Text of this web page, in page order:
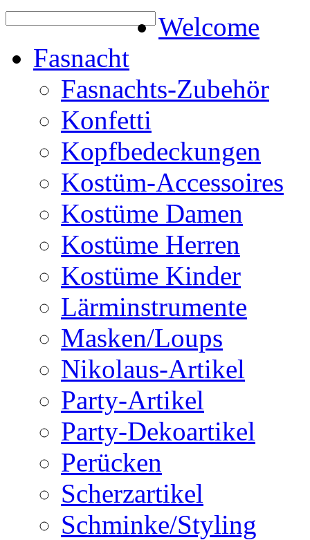
Welcome
Fasnacht
Fasnachts-Zubehör
Konfetti
Kopfbedeckungen
Kostüm-Accessoires
Kostüme Damen
Kostüme Herren
Kostüme Kinder
Lärminstrumente
Masken/Loups
Nikolaus-Artikel
Party-Artikel
Party-Dekoartikel
Perücken
Scherzartikel
Schminke/Styling